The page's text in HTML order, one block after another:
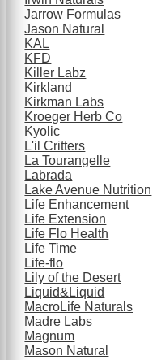
Jarrow Formulas
Jason Natural
KAL
KFD
Killer Labz
Kirkland
Kirkman Labs
Kroeger Herb Co
Kyolic
L'il Critters
La Tourangelle
Labrada
Lake Avenue Nutrition
Life Enhancement
Life Extension
Life Flo Health
Life Time
Life-flo
Lily of the Desert
Liquid&Liquid
MacroLife Naturals
Madre Labs
Magnum
Mason Natural